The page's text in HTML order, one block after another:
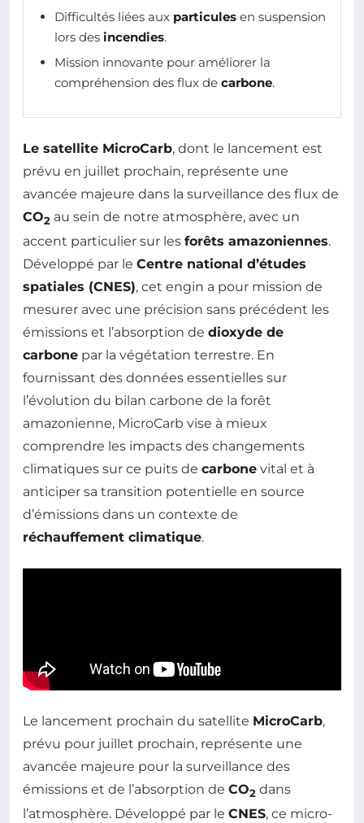
Difficultés liées aux particules en suspension
lors des incendies.
Mission innovante pour améliorer la
compréhension des flux de carbone.
Le satellite MicroCarb, dont le lancement est
prévu en juillet prochain, représente une
avancée majeure dans la surveillance des flux de
CO2 au sein de notre atmosphère, avec un
accent particulier sur les forêts amazoniennes.
Développé par le Centre national d’études
spatiales (CNES), cet engin a pour mission de
mesurer avec une précision sans précédent les
émissions et l’absorption de dioxyde de
carbone par la végétation terrestre. En
fournissant des données essentielles sur
l’évolution du bilan carbone de la forêt
amazonienne, MicroCarb vise à mieux
comprendre les impacts des changements
climatiques sur ce puits de carbone vital et à
anticiper sa transition potentielle en source
d’émissions dans un contexte de
réchauffement climatique.
Le lancement prochain du satellite MicroCarb,
prévu pour juillet prochain, représente une
avancée majeure pour la surveillance des
émissions et de l’absorption de CO2 dans
l’atmosphère. Développé par le CNES, ce micro-